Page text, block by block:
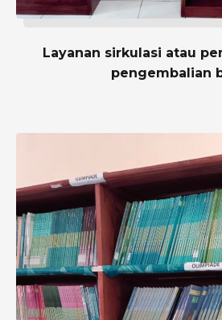
Layanan sirkulasi atau
pengembalian